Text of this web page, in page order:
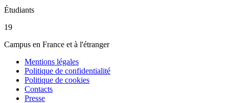
Étudiants
19
Campus en France et à l'étranger
Mentions légales
Politique de confidentialité
Politique de cookies
Contacts
Presse